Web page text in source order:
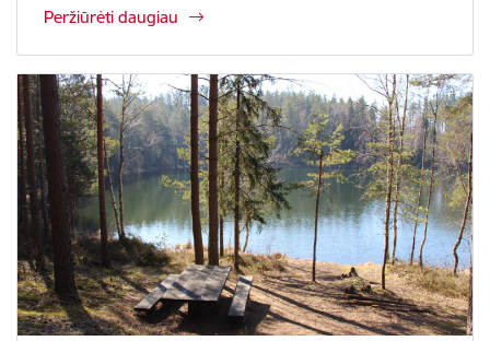
Peržiūrėti daugiau